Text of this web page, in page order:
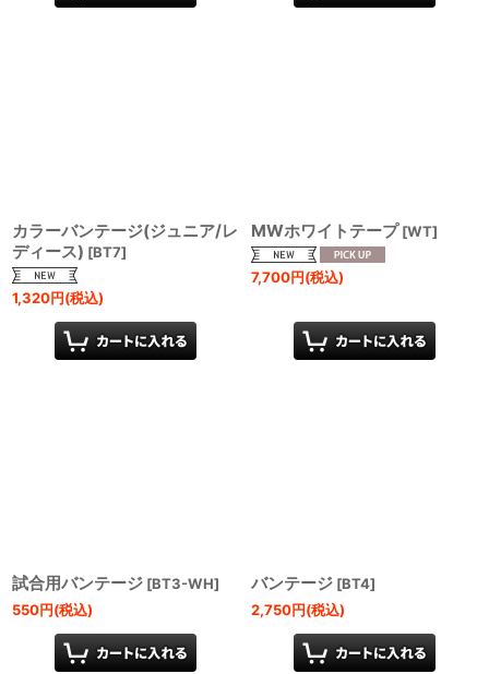
カラーバンテージ(ジュニア/レ
ディース) [BT7]
1,320円(税込)
MWホワイトテープ [WT]
7,700円(税込)
試合用バンテージ [BT3-WH]
550円(税込)
バンテージ [BT4]
2,750円(税込)